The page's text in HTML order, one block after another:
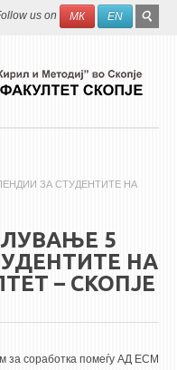
Search
us on МК EN
СПИСАНИЕ
ЗА СТУДЕНТИТЕ НА
5
НА
– СКОПЈЕ
за соработка помеѓу АД ЕСМ